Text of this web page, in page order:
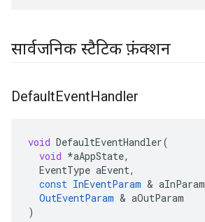
सार्वजनिक स्टैटिक फ़ंक्शन
DefaultEventHandler
void DefaultEventHandler(
void *aAppState,
EventType aEvent,
const InEventParam & aInParam
OutEventParam & aOutParam
)